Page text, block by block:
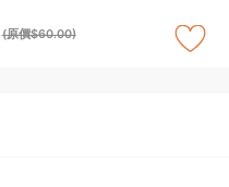
(原價$60.00)